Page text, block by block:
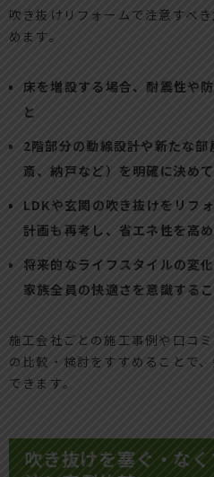
吹き抜けリフォームで注意すべ
めます。
床を増設する場合、耐震性や
と
2階部分の動線設計や新たな
斎、納戸など）を明確に決め
LDKや玄関の吹き抜けをリフ
計画も再考し、省エネ性を高
将来的なライフスタイルの変
家族全員の快適さを意識する
施工会社ごとの施工事例や口コ
の比較・検討をすすめることで
できます。
吹き抜けを塞ぐ・な